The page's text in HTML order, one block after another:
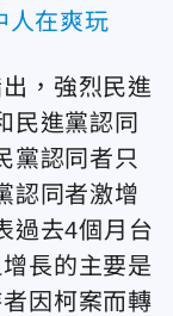
人在爽玩
，強烈民進
民進黨認同
黨認同者只
認同者激增
過去4個月台
長的主要是
因柯案而轉